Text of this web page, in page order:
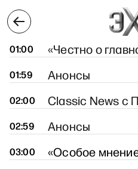
28
28 февраля
01:00 «Честно о
01:59 Анонсы
02:00 Classic News с
02:59 Анонсы
03:00 «Особое